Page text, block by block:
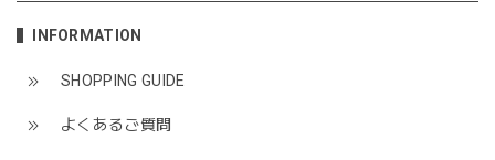
INFORMATION
SHOPPING GUIDE
よくあるご質問